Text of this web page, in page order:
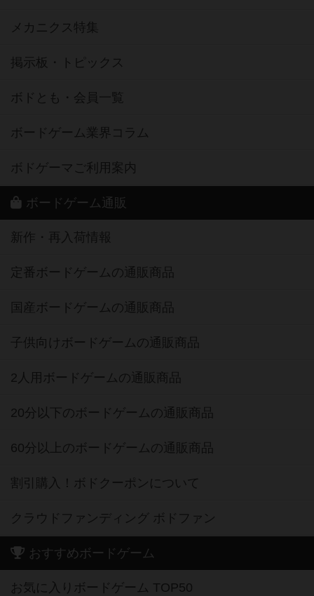
メカニクス特集
掲示板・トピックス
ボドとも・会員一覧
ボードゲーム業界コラム
ボドゲーマご利用案内
ボードゲーム通販
新作・再入荷情報
定番ボードゲームの通販商品
国産ボードゲームの通販商品
子供向けボードゲームの通販商品
2人用ボードゲームの通販商品
20分以下のボードゲームの通販商品
60分以上のボードゲームの通販商品
割引購入！ボドクーポンについて
クラウドファンディング ボドファン
おすすめボードゲーム
お気に入りボードゲーム TOP50